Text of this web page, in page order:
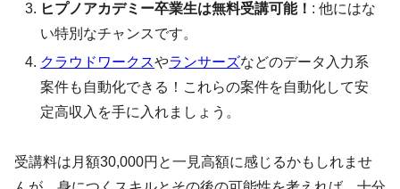
ヒプノアカデミー卒業生は無料受講可能！ : 他にはな
い特別なチャンスです。
クラウドワークスやランサーズなどのデータ入力系
案件も自動化できる！これらの案件を自動化して安
定高収入を手に入れましょう。
受講料は月額30,000円と一見高額に感じるかもしれませ